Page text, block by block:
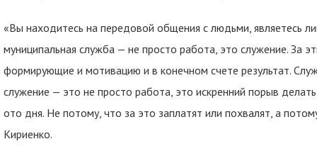
«Вы находитесь на передовой общения с людьми, являетесь
муниципальная служба — не просто работа, это служение. За
формирующие и мотивацию и в конечном счете результат.
служение — это не просто работа, это искренний порыв
ото дня. Не потому, что за это заплатят или похвалят, а
Кириенко.